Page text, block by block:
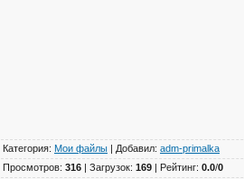
Категория: Мои файлы | Добавил: adm-primalka
Просмотров: 316 | Загрузок: 169 | Рейтинг: 0.0/0